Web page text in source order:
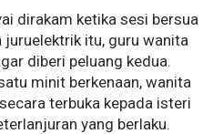
dirakam ketika sesi bersua
itu, guru wanita
diberi peluang kedua.
minit berkenaan, wanita
terbuka kepada isteri
yang berlaku.